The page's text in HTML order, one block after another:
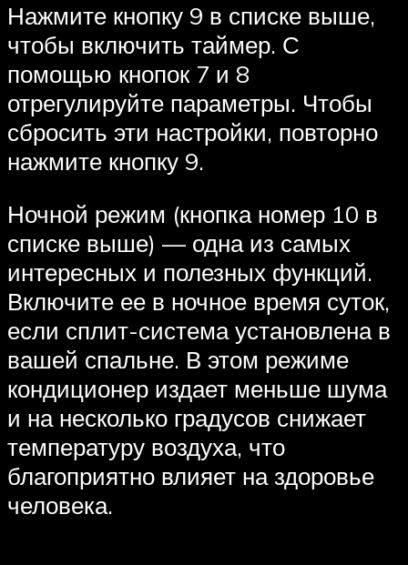
Нажмите кнопку 9 в списке выше,
чтобы включить таймер. С
помощью кнопок 7 и 8
отрегулируйте параметры. Чтобы
сбросить эти настройки, повторно
нажмите кнопку 9.
Ночной режим (кнопка номер 10 в
списке выше) — одна из самых
интересных и полезных функций.
Включите ее в ночное время суток,
если сплит-система установлена в
вашей спальне. В этом режиме
кондиционер издает меньше шума
и на несколько градусов снижает
температуру воздуха, что
благоприятно влияет на здоровье
человека.